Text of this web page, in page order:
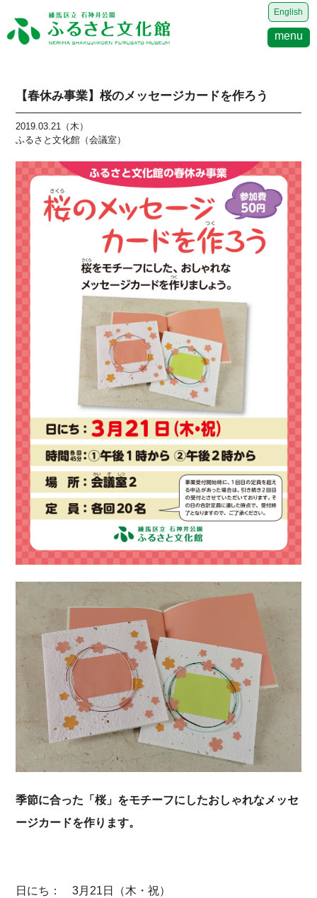
English
menu
【春休み事業】桜のメッセージカードを作ろう
2019.03.21（木）
ふるさと文化館（会議室）
季節に合った「桜」をモチーフにしたおしゃれなメッセ
ージカードを作ります。
日にち： 3月21日（木・祝）